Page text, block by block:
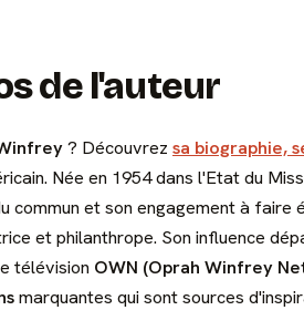
de l'auteur
? Découvrez sa biographie,
Née en 1954 dans l'Etat du
commun et son engagement à
et philanthrope. Son influence
télévision OWN (Oprah Winfrey
marquantes qui sont sources